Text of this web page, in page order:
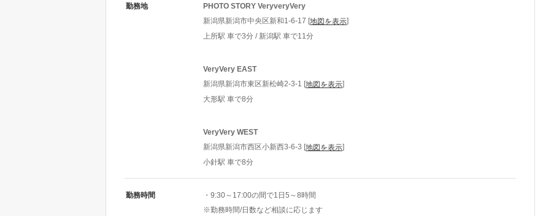
勤務地
PHOTO STORY VeryveryVery
新潟県新潟市中央区新和1-6-17 [地図を表示]
上所駅 車で3分 / 新潟駅 車で11分
VeryVery EAST
新潟県新潟市東区新松崎2-3-1 [地図を表示]
大形駅 車で8分
VeryVery WEST
新潟県新潟市西区小新西3-6-3 [地図を表示]
小針駅 車で8分
勤務時間
・9:30～17:00の間で1日5～8時間
※勤務時間/日数など相談に応じます